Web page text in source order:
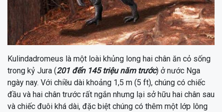
Kulindadromeus là một loài khủng long hai chân ăn cỏ sống
trong kỷ Jura (201 đến 145 triệu năm trước) ở nước Nga
ngày nay. Với chiều dài khoảng 1,5 m (5 ft), chúng có chiếc
đầu và hai chân trước rất ngắn nhưng lại sở hữu hai chân sau
và chiếc đuôi khá dài, đặc biệt chúng có thêm một lớp lông